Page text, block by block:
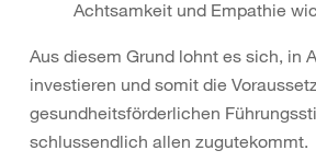
Achtsamkeit und Empathie
Aus diesem Grund lohnt es sich, in
investieren und somit die
gesundheitsförderlichen
schlussendlich allen zugutekommt.